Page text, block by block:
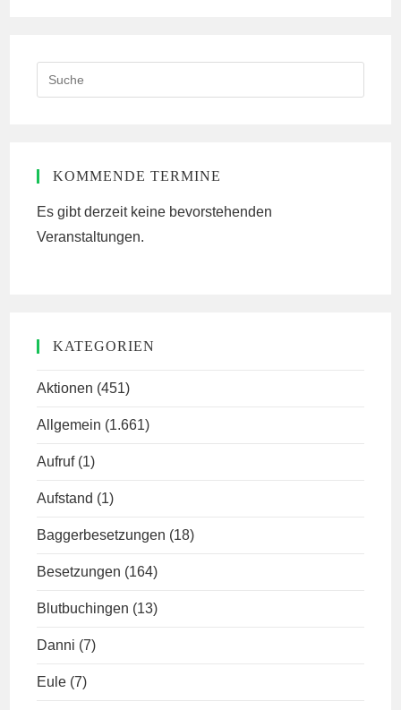
this
KOMMENDE TERMINE
Es gibt derzeit keine bevorstehenden
Veranstaltungen.
KATEGORIEN
Aktionen (451)
Allgemein (1.661)
Aufruf (1)
Aufstand (1)
Baggerbesetzungen (18)
Besetzungen (164)
Blutbuchingen (13)
Danni (7)
Eule (7)